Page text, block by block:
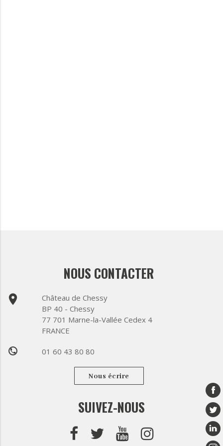
NOUS CONTACTER
place
Château de Chessy
BP 40 - Chessy
77 701 Marne-la-Vallée Cedex 4
FRANCE
phone 01 60 43 80 80
Nous écrire
SUIVEZ-NOUS